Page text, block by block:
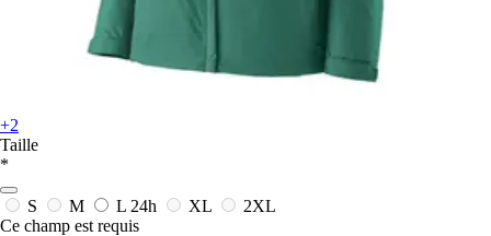
+2
Taille
*
S M L 24h XL
2XL
Ce champ est requis